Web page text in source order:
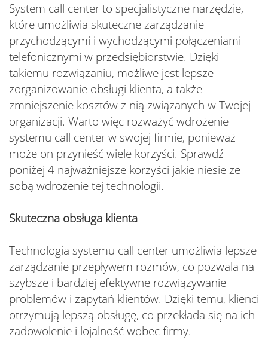
System call center to specjalistyczne narzędzie,
które umożliwia skuteczne zarządzanie
przychodzącymi i wychodzącymi połączeniami
telefonicznymi w przedsiębiorstwie. Dzięki
takiemu rozwiązaniu, możliwe jest lepsze
zorganizowanie obsługi klienta, a także
zmniejszenie kosztów z nią związanych w Twojej
organizacji. Warto więc rozważyć wdrożenie
systemu call center w swojej firmie, ponieważ
może on przynieść wiele korzyści. Sprawdź
poniżej 4 najważniejsze korzyści jakie niesie ze
sobą wdrożenie tej technologii.
Skuteczna obsługa klienta
Technologia systemu call center umożliwia lepsze
zarządzanie przepływem rozmów, co pozwala na
szybsze i bardziej efektywne rozwiązywanie
problemów i zapytań klientów. Dzięki temu, klienci
otrzymują lepszą obsługę, co przekłada się na ich
zadowolenie i lojalność wobec firmy.